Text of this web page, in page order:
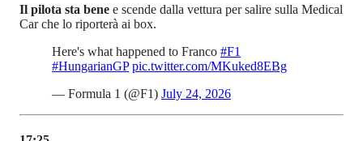
Il pilota sta bene e scende dalla vettura per salire sulla Medical
Car che lo riporterà ai box.
Here's what happened to Franco #F1
#HungarianGP pic.twitter.com/MKuked8EBg
— Formula 1 (@F1) July 24, 2026